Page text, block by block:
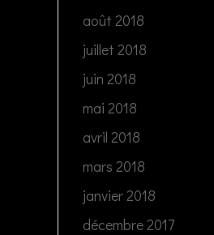
août 2018
juillet 2018
juin 2018
mai 2018
avril 2018
mars 2018
janvier 2018
décembre 2017